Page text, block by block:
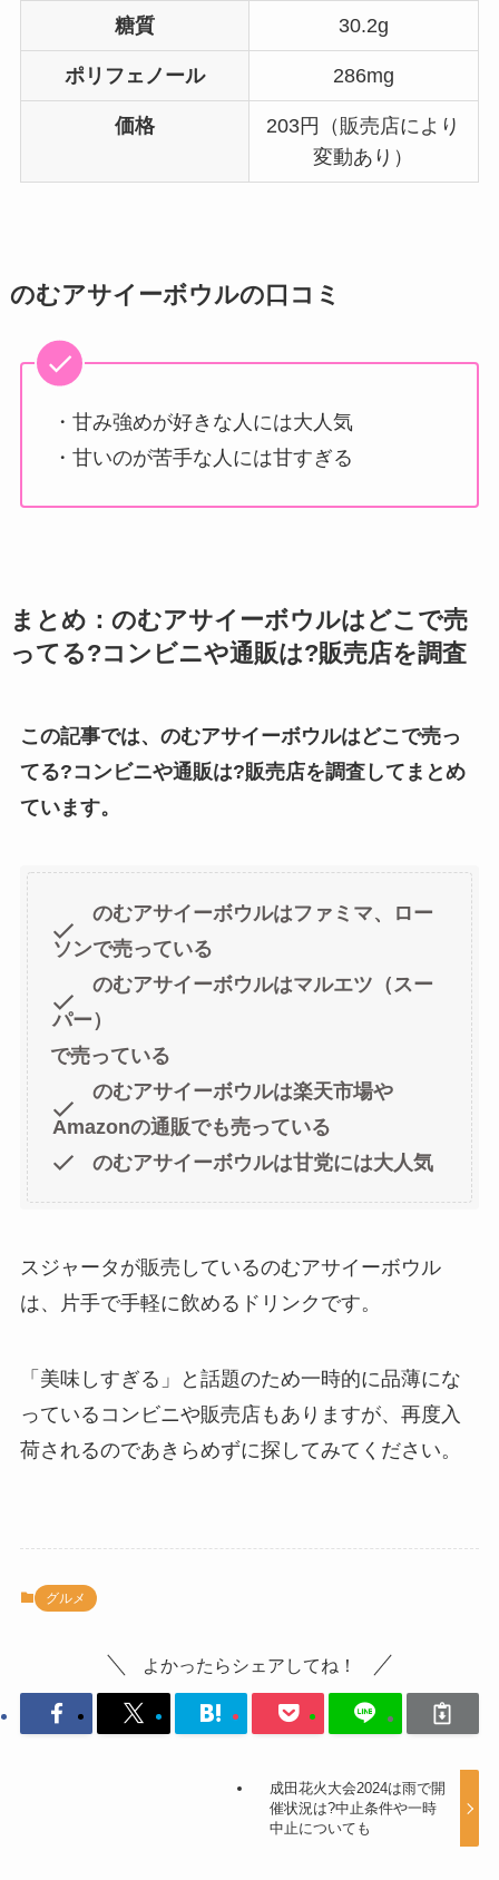
糖質 30.2g
ポリフェノール 286mg
価格
203円（販売店により
変動あり）
のむアサイーボウルの口コミ
・甘み強めが好きな人には大人気
・甘いのが苦手な人には甘すぎる
まとめ：のむアサイーボウルはどこで売
ってる?コンビニや通販は?販売店を調査
この記事では、のむアサイーボウルはどこで売っ
てる?コンビニや通販は?販売店を調査してまとめ
ています。
のむアサイーボウルはファミマ、ロー
ソンで売っている
のむアサイーボウルはマルエツ（スー
パー）
で売っている
のむアサイーボウルは楽天市場や
Amazonの通販でも売っている
のむアサイーボウルは甘党には大人気
スジャータが販売しているのむアサイーボウル
は、片手で手軽に飲めるドリンクです。
「美味しすぎる」と話題のため一時的に品薄にな
っているコンビニや販売店もありますが、再度入
荷されるのであきらめずに探してみてください。
グルメ
よかったらシェアしてね！
成田花火大会2024は雨で開
催状況は?中止条件や一時
中止についても